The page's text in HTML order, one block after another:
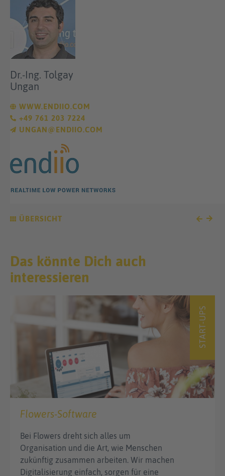
ÜBERSICHT
Dr.-Ing. Tolgay
Ungan
WWW.ENDIIO.COM
+49 761 203 7224
UNGAN@ENDIIO.COM
Das könnte Dich auch
interessieren
START-UPS
Flowers-Software
Bei Flowers dreht sich alles um
Organisation und die Art, wie Menschen
zukünftig zusammen arbeiten. Wir machen
Digitalisierung einfach, sorgen für eine